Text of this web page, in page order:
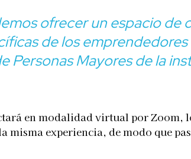
ofrecer un espacio
de los
Personas Mayores de la
en modalidad virtual por Zoom,
experiencia, de modo que